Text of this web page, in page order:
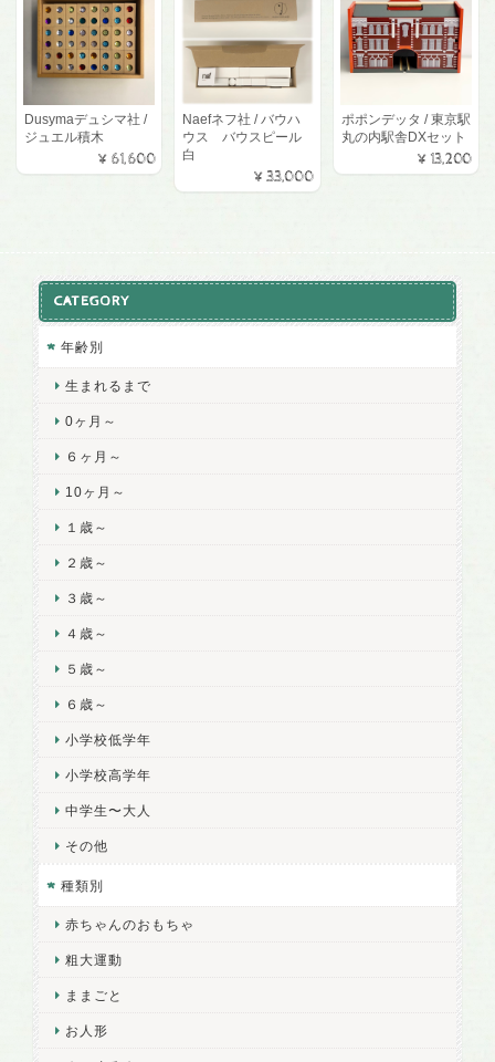
Dusymaデュシマ社 /
ジュエル積木
¥61,600
Naefネフ社 / バウハ
ウス バウスピール
白
¥33,000
ポポンデッタ / 東京駅
丸の内駅舎DXセット
¥13,200
CATEGORY
年齢別
生まれるまで
0ヶ月～
６ヶ月～
10ヶ月～
１歳～
２歳～
３歳～
４歳～
５歳～
６歳～
小学校低学年
小学校高学年
中学生〜大人
その他
種類別
赤ちゃんのおもちゃ
粗大運動
ままごと
お人形